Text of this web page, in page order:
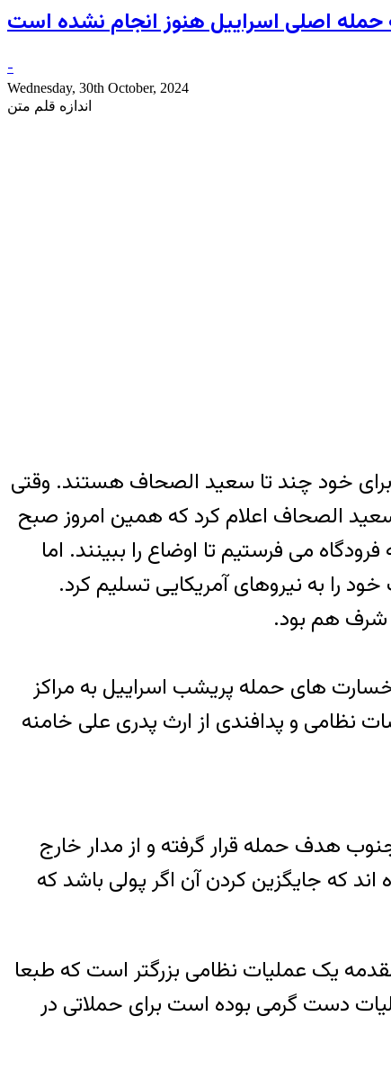
حمله اصلی اسراییل هنوز انجام نشده است
-
Wednesday, 30th October, 2024
اندازه قلم متن
خود چند تا سعید الصحاف هستند. وقتی
کنند سعید الصحاف اعلام کرد که همین امروز صبح
می فرستیم تا اوضاع را ببینند. اما
را به نیروهای آمریکایی تسلیم کرد.
شرف هم بود.
های حمله پریشب اسراییل به مراکز
و پدافندی از ارث پدری علی خامنه
که همه واحدهای پدافندی اس ۳۰۰ کشور از شمال تا جنوب هدف حمله قرار گرفته و از مدار خارج
که جایگزین کردن آن اگر پولی باشد که
یک عملیات نظامی بزرگتر است که طبعا
دست گرمی بوده است برای حملاتی در